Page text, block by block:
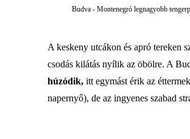
Budva - Montenegró legnagyobb
A keskeny utcákon és apró tereken
csodás kilátás nyílik az öbölre. A
húzódik, itt egymást érik az
napernyő), de az ingyenes szabad